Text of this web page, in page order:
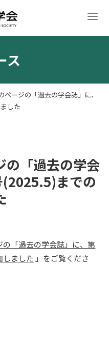
会 学会誌・刊行物 意見
ス
ページの「過去の学会誌」に、
した
の「過去の学会
までの
の「過去の学会誌」に、第
しました 」をご覧くださ